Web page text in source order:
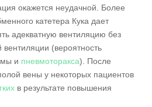
окажется неудачной. Более
катетера Кука дает
адекватную вентиляцию без
(вероятность
и пневмоторакса). После
вены у некоторых пациентов
в результате повышения